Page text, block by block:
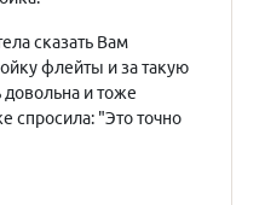
сказать Вам
флейты и за такую
довольна и тоже
спросила: "Это точно